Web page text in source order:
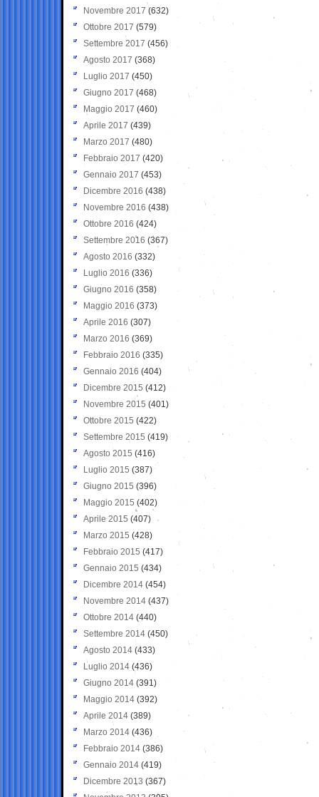
Novembre 2017 (632)
Ottobre 2017 (579)
Settembre 2017 (456)
Agosto 2017 (368)
Luglio 2017 (450)
Giugno 2017 (468)
Maggio 2017 (460)
Aprile 2017 (439)
Marzo 2017 (480)
Febbraio 2017 (420)
Gennaio 2017 (453)
Dicembre 2016 (438)
Novembre 2016 (438)
Ottobre 2016 (424)
Settembre 2016 (367)
Agosto 2016 (332)
Luglio 2016 (336)
Giugno 2016 (358)
Maggio 2016 (373)
Aprile 2016 (307)
Marzo 2016 (369)
Febbraio 2016 (335)
Gennaio 2016 (404)
Dicembre 2015 (412)
Novembre 2015 (401)
Ottobre 2015 (422)
Settembre 2015 (419)
Agosto 2015 (416)
Luglio 2015 (387)
Giugno 2015 (396)
Maggio 2015 (402)
Aprile 2015 (407)
Marzo 2015 (428)
Febbraio 2015 (417)
Gennaio 2015 (434)
Dicembre 2014 (454)
Novembre 2014 (437)
Ottobre 2014 (440)
Settembre 2014 (450)
Agosto 2014 (433)
Luglio 2014 (436)
Giugno 2014 (391)
Maggio 2014 (392)
Aprile 2014 (389)
Marzo 2014 (436)
Febbraio 2014 (386)
Gennaio 2014 (419)
Dicembre 2013 (367)